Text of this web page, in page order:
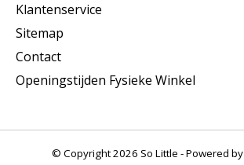
Klantenservice
Sitemap
Contact
Openingstijden Fysieke Winkel
© Copyright 2026 So Little - Powered by